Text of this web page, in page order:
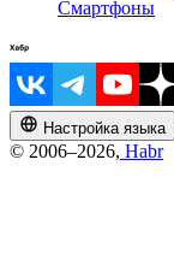
Смартфоны
Настройка языка
© 2006–2026, Habr